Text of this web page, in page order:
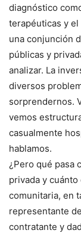
diagnóstico
terapéuticas y
una conjunción
públicas y
analizar. La
diversos
sorprendernos.
vemos
casualmente
hablamos.
¿Pero qué pasa
privada y cuánto
comunitaria, en
representante
contratante y